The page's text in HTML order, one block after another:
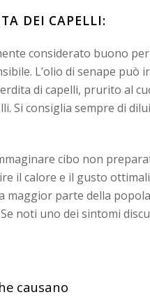
DEI CAPELLI:
considerato buono
L’olio di senape
di capelli, prurito al
Si consiglia sempre di
cibo non
il calore e il gusto
maggior parte della
noti uno dei sintomi
causano